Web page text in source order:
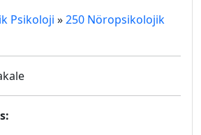
Psikoloji »250 Nöropsikolojik